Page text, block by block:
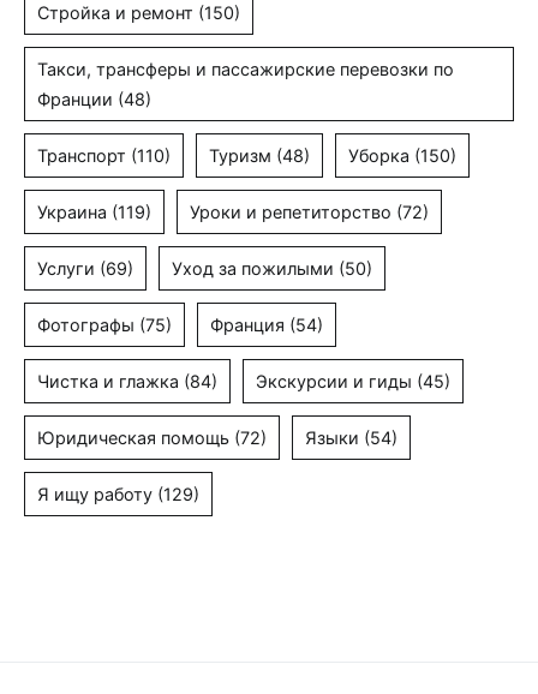
Стройка и ремонт (150)
Такси, трансферы и пассажирские перевозки по
Франции (48)
Транспорт (110) Туризм (48) Уборка (150)
Украина (119) Уроки и репетиторство (72)
Услуги (69) Уход за пожилыми (50)
Фотографы (75) Франция (54)
Чистка и глажка (84) Экскурсии и гиды (45)
Юридическая помощь (72) Языки (54)
Я ищу работу (129)